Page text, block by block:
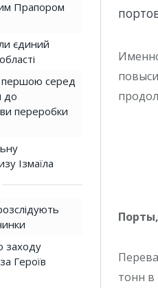
Прапором
єдиний
серед
до
переробки
Ізмаїла
заходу
Героїв
тонн в